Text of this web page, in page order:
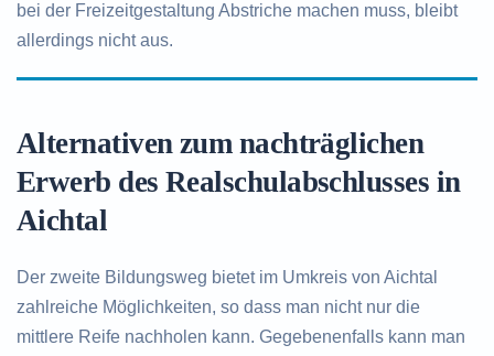
bei der Freizeitgestaltung Abstriche machen muss, bleibt
allerdings nicht aus.
Alternativen zum nachträglichen
Erwerb des Realschulabschlusses in
Aichtal
Der zweite Bildungsweg bietet im Umkreis von Aichtal
zahlreiche Möglichkeiten, so dass man nicht nur die
mittlere Reife nachholen kann. Gegebenenfalls kann man